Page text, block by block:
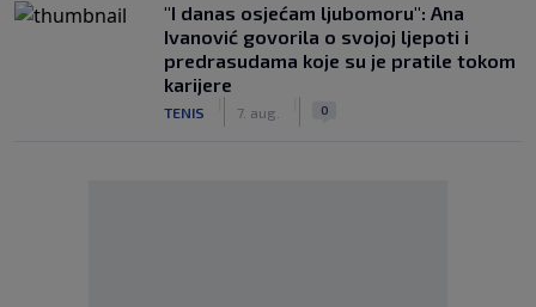
"I danas osjećam ljubomoru": Ana
Ivanović govorila o svojoj ljepoti i
predrasudama koje su je pratile tokom
karijere
TENIS 7. aug. 0